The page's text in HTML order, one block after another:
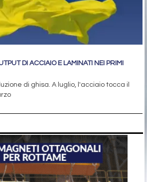
DI ACCIAIO E LAMINATI NEI PRIMI
di ghisa. A luglio, l'acciaio tocca il